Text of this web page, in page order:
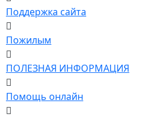
Поддержка сайта
Пожилым
ПОЛЕЗНАЯ ИНФОРМАЦИЯ
Помощь онлайн